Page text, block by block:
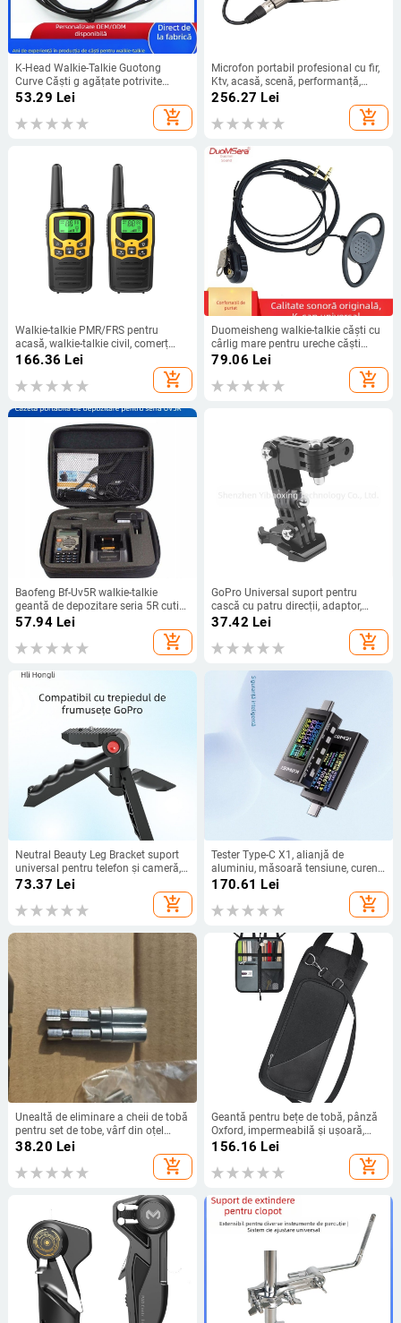
K-Head Walkie-Talkie Guotong
Curve Căști g agățate potrivite
pentru Baofeng Vvk Jiuwu Beifeng
53.29 Lei
add_shopping_cart
Microfon portabil profesional cu fir,
Ktv, acasă, scenă, performanță,
calculator, joc și cântat, placă de
256.27 Lei
add_shopping_cart
Walkie-talkie PMR/FRS pentru
acasă, walkie-talkie civil, comerț
electronic, special conceput pentru
jucării walkie-talkie, walkie-talkie
pentru exterior
166.36 Lei
add_shopping_cart
Duomeisheng walkie-talkie căști cu
cârlig mare pentru ureche căști
universale cu o singură ascultare
cablu pentru căști hotel, club de
noapte, bar, volum mare
79.06 Lei
add_shopping_cart
Baofeng Bf-Uv5R walkie-talkie
geantă de depozitare seria 5R cutie
de depozitare rezistentă la șocuri și
umiditate 5R geantă de mână
rezistentă la căderi
57.94Lei
add_shopping_cart
GoPro Universal suport pentru
cască cu patru direcții, adaptor,
video live, absorbție de șocuri
37.42 Lei
add_shopping_cart
Neutral Beauty Leg Bracket suport
universal pentru telefon și cameră,
cu logo OK
73.37 Lei
add_shopping_cart
Tester Type-C X1, alianjă de
aluminiu, măsoară tensiune, curent
și putere
170.61 Lei
add_shopping_cart
Unealtă de eliminare a cheii de tobă
pentru set de tobe, vârf din oțel
carbon pentru o eliminare rapidă și
38.20 Lei
add_shopping_cart
Geantă pentru bețe de tobă, pânză
Oxford, impermeabilă și ușoară,
curea cu pernă de aer, model
156.16 Lei
add_shopping_cart